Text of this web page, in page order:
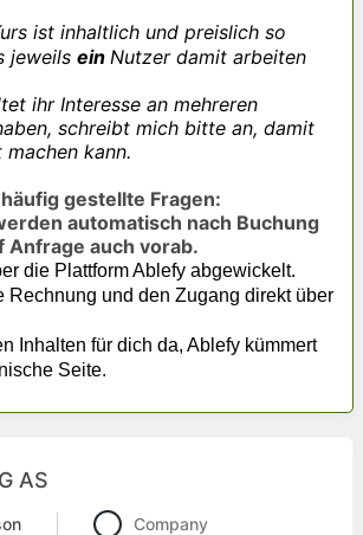
ist inhaltlich und preislich so
jeweils ein Nutzer damit arbeiten
ihr Interesse an mehreren
schreibt mich bitte an, damit
kann.
gestellte Fragen:
automatisch nach Buchung
Anfrage auch vorab.
die Plattform Ablefy abgewickelt.
Rechnung und den Zugang direkt über
Inhalten für dich da, Ablefy kümmert
Seite.
AS
Company